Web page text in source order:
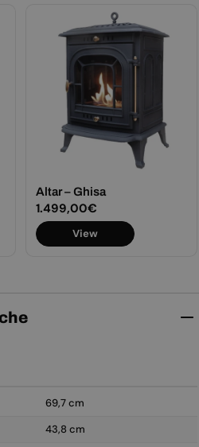
Altar – Ghisa
Prezzo
normale
1.499,00€
View
69,7 cm
43,8 cm